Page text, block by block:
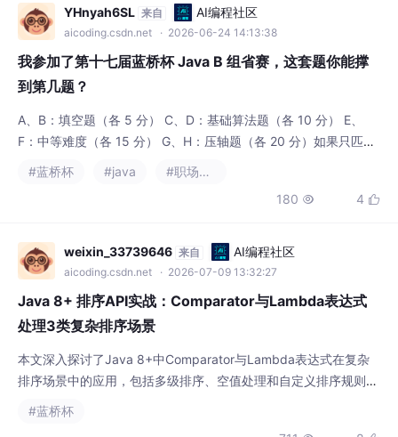
座城市到另一座城市至少需要走 kkk 步，则称
这两座城市之间的距离为 kkk。也就是说，这
里的距离定义为两座城市之
YHnyah6SL 来自 AI编程社区
aicoding.csdn.net · 2026-06-24 14:13:38
我参加了第十七届蓝桥杯 Java B 组省赛，这套题你能撑
到第几题？
A、B：填空题（各 5 分） C、D：基础算法题（各 10 分） E、
F：中等难度（各 15 分） G、H：压轴题（各 20 分）如果只匹配
一个指令前缀，输出该指令 如果匹配多个，输出 ambiguous 如果
一个都匹配不到，输出 unknown。问题是：在前 2026 天中，有
多少天的粮食总数能被 26 整除。这是一道典型的字符串前缀匹配
#蓝桥杯 #java
#职场和发展
180  4 
weixin_33739646 来自 AI编程社区
aicoding.csdn.net · 2026-07-09 13:32:27
Java 8+ 排序API实战：Comparator与Lambda表达式
处理3类复杂排序场景
本文深入探讨了Java 8+中Comparator与Lambda表达式在复杂
排序场景中的应用，包括多级排序、空值处理和自定义排序规则。
通过实战示例和性能优化建议，帮助开发者高效处理排序需求，特
#蓝桥杯